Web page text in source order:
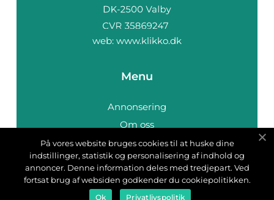
web: www.klikko.dk
Menu
Annonsering
Om oss
Cookies
Kontakta oss
Sitemap
På vores website bruges cookies til at huske dine
indstillinger, statistik og personalisering af indhold og
annoncer. Denne information deles med tredjepart. Ved
fortsat brug af websiden godkender du cookiepolitikken.
Ok Privatlivspolitik